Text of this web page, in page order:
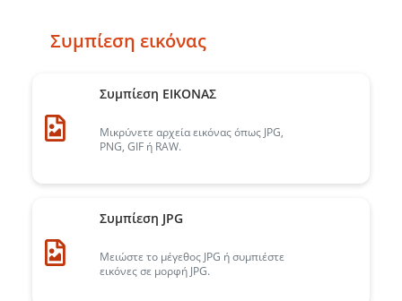
Συμπίεση εικόνας
Συμπίεση ΕΙΚΟΝΑΣ
Μικρύνετε αρχεία εικόνας όπως JPG,
PNG, GIF ή RAW.
Συμπίεση JPG
Μειώστε το μέγεθος JPG ή συμπιέστε
εικόνες σε μορφή JPG.